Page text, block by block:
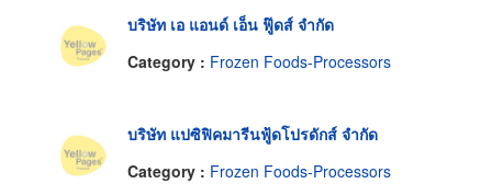
บริษัท เอ แอนด์ เอ็น ฟู๊ดส์ จำกัด
Category : Frozen Foods-Processors
บริษัท แปซิฟิคมารีนฟู้ดโปรดักส์ จำกัด
Category : Frozen Foods-Processors